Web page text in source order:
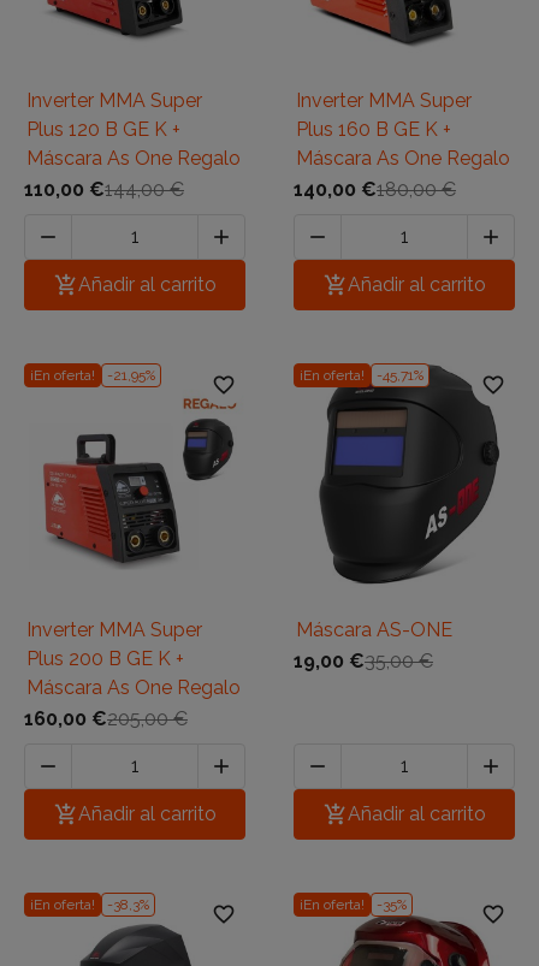
Inverter MMA Super
Plus 120 B GE K +
Máscara As One Regalo
110,00 €144,00 €


Añadir al carrito
Inverter MMA Super
Plus 160 B GE K +
Máscara As One Regalo
140,00 €180,00 €


Añadir al carrito
¡En oferta! -21,95% favorite_border
Inverter MMA Super
Plus 200 B GE K +
Máscara As One Regalo
160,00 €205,00 €


Añadir al carrito
¡En oferta! -45,71% favorite_border
Máscara AS-ONE
19,00 €35,00 €


Añadir al carrito
¡En oferta! -38,3% favorite_border ¡En oferta! -35% favorite_border